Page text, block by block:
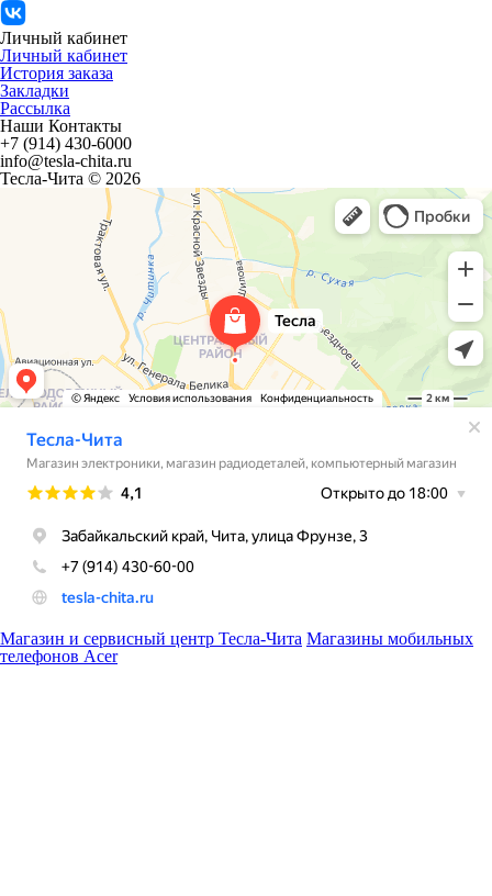
Личный кабинет
Личный кабинет
История заказа
Закладки
Рассылка
Наши Контакты
+7 (914) 430-6000
info@tesla-chita.ru
Тесла-Чита © 2026
Магазин и сервисный центр Тесла-Чита Магазины мобильных
телефонов Acer